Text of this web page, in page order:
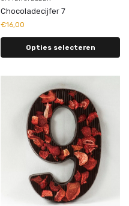
Chocoladecijfer 7
€16,00
Opties selecteren